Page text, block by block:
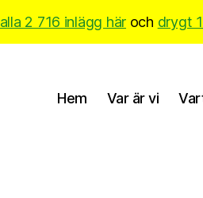
alla 2 716 inlägg här och drygt
Hem Var är vi